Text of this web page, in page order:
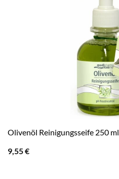
Olivenöl Reinigungsseife 250 ml
9,55€